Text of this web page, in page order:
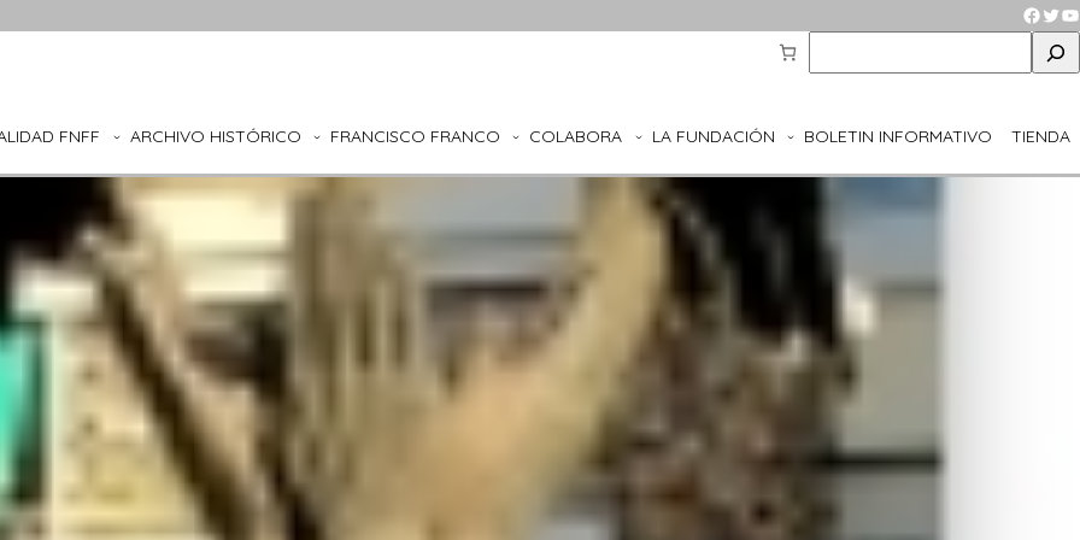
e
r
FNFF ARCHIVO HISTÓRICO FRANCISCO FRANCO COLABORA LA FUNDACIÓN BOLETIN INFORMATIVO TIENDA